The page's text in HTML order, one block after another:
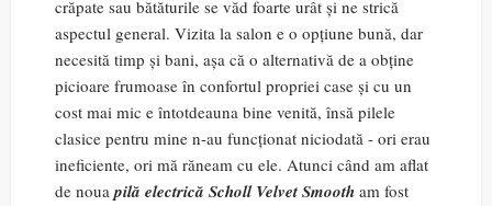
crăpate sau bătăturile se văd foarte urât și ne strică
aspectul general. Vizita la salon e o opțiune bună, dar
necesită timp și bani, așa că o alternativă de a obține
picioare frumoase în confortul propriei case și cu un
cost mai mic e întotdeauna bine venită, însă pilele
clasice pentru mine n-au funcționat niciodată - ori erau
ineficiente, ori mă răneam cu ele. Atunci când am aflat
de nouapilă electrică Scholl Velvet Smooth am fost